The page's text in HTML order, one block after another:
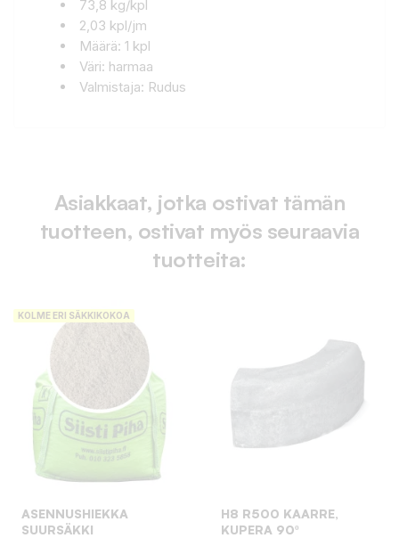
73,8 kg/kpl
2,03 kpl/jm
Määrä: 1 kpl
Väri: harmaa
Valmistaja: Rudus
Asiakkaat, jotka ostivat tämän
tuotteen, ostivat myös seuraavia
tuotteita:
KOLME ERI SÄKKIKOKOA
ASENNUSHIEKKA
SUURSÄKKI
H8 R500 KAARRE,
KUPERA 90º